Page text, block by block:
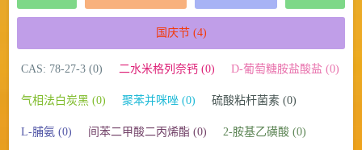
国庆节(4)
CAS: 78-27-3 (0) 二水米格列奈钙 (0) D-葡萄糖胺盐酸盐 (0)
气相法白炭黑 (0) 聚苯并咪唑 (0) 硫酸粘杆菌素 (0)
L-脯氨 (0) 间苯二甲酸二丙烯酯 (0) 2-胺基乙磺酸 (0)